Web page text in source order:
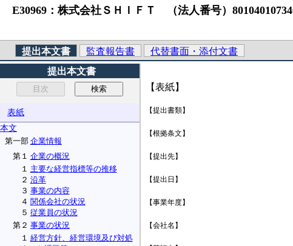
E30969：株式会社ＳＨＩＦＴ （法人番号）
提出本文書 監査報告書
代替書面・添付文書
提出本文書